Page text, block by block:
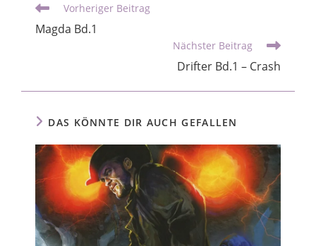
Vorheriger Beitrag
Magda Bd.1
Nächster Beitrag
Drifter Bd.1 – Crash
DAS KÖNNTE DIR AUCH GEFALLEN